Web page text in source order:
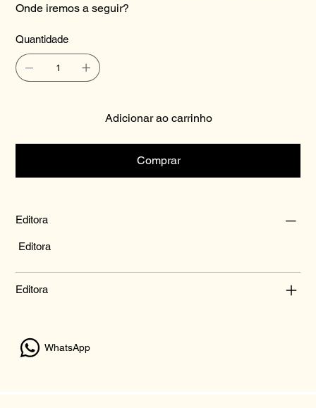
Onde iremos a seguir?
Quantidade
Adicionar ao carrinho
Comprar
Editora
Editora
Editora
WhatsApp